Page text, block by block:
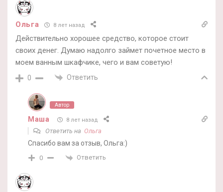
Ольга 8 лет назад
Действительно хорошее средство, которое стоит
своих денег. Думаю надолго займет почетное место в
моем ванным шкафчике, чего и вам советую!
0 Ответить
Автор
Маша 8 лет назад
Ответить на Ольга
Спасибо вам за отзыв, Ольга:)
0 Ответить